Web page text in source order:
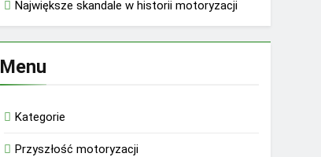
Największe skandale w historii motoryzacji
Menu
Kategorie
Przyszłość motoryzacji